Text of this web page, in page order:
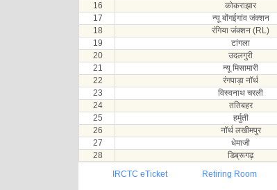
16
कोकराझार
17
न्यू बोंगईगांव जंक्शन
18
रंगिया जंक्शन (RL)
19
टांगला
20
उदलगुरी
21
न्यू मिसामारी
22
रंगपाड़ा नॉर्थ
23
विस्वनाथ चरली
24
ततिबहर
25
हर्मुती
26
नॉर्थ लखीमपुर
27
धेमाजी
28
डिब्रूगढ़
IRCTC eTicket
Retiring Room